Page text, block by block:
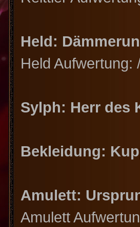
Held:
Held Aufwertung:
Sylph: Herr des
Bekleidung:
Amulett:
Amulett